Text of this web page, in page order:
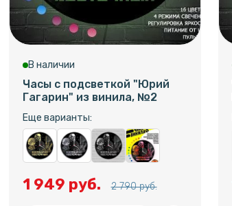
В наличии
Часы с подсветкой "Юрий
Гагарин" из винила, №2
Еще варианты:
1 949 руб. 2 790 руб.